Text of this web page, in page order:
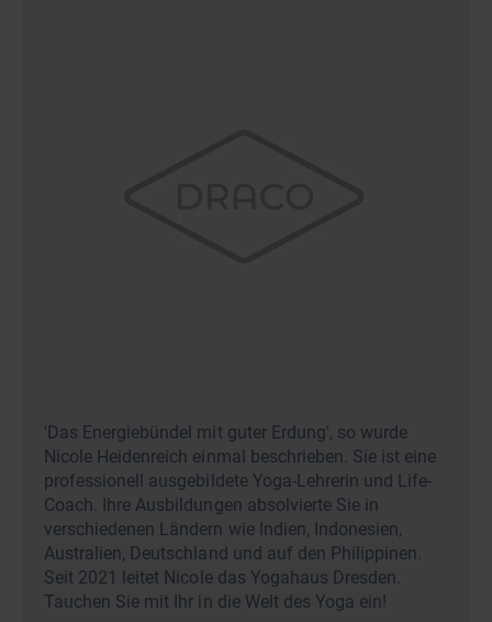
'Das Energiebündel mit guter Erdung', so wurde
Nicole Heidenreich einmal beschrieben. Sie ist eine
professionell ausgebildete Yoga-Lehrerin und Life-
Coach. Ihre Ausbildungen absolvierte Sie in
verschiedenen Ländern wie Indien, Indonesien,
Australien, Deutschland und auf den Philippinen.
Seit 2021 leitet Nicole das Yogahaus Dresden.
Tauchen Sie mit Ihr in die Welt des Yoga ein!